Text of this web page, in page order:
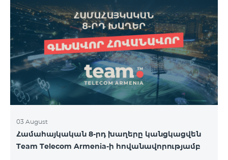
ամիսն անվճար: Սմարթֆոնը կարելի է ձեռք բերել
նաև ապառիկ՝ ամսական սկսած 1250 դրամից։
Ամսավճարին գումարվում է բանկի վճարը։
Սակագնային փաթեթի պայմաններին
ծանոթացեք ստորև։ Կանխավճարային
սակագնային փաթեթ teamtok Ամսական վճար
2500 Անսահմանափակ VIB
03 August
Համահայկական 8-րդ խաղերը կանցկացվեն
Team Telecom Armenia-ի հովանավորությամբ